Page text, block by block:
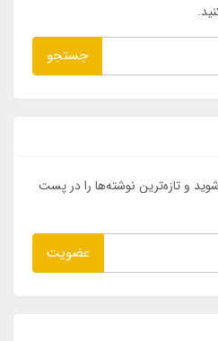
جستجو
و تازه‌ترین نوشته‌ها را در پست
عضویت